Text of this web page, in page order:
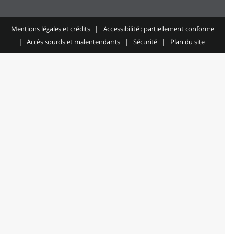
Mentions légales et crédits
Accessibilité : partiellement conforme
Accès sourds et malentendants
Sécurité Plan du site